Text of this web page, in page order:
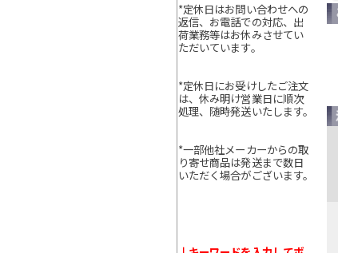
*定休日はお問い合わせへの
返信、お電話での対応、出
荷業務等はお休みさせてい
ただいています。
*定休日にお受けしたご注文
は、休み明け営業日に順次
処理、随時発送いたします。
*一部他社メーカーからの取
り寄せ商品は発送まで数日
いただく場合がございます。